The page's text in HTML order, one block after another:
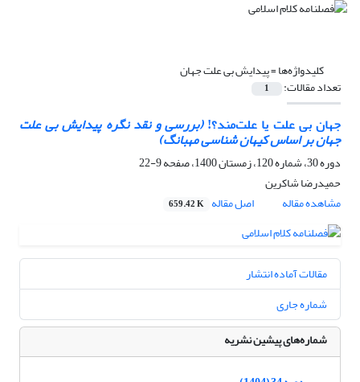
کلیدواژه‌ها =پیدایش بی علت جهان
تعداد مقالات: 1
جهان بی علت یا علت‌مند؟! (بررسی و نقد نگره پیدایش بی ‎علت
جهان بر اساس کیهان‎ شناسی مه‎بانگ)
دوره 30، شماره 120، زمستان 1400، صفحه
9-22
حمیدرضا شاکرین
مشاهده مقاله
اصل مقاله 659.42 K
مقالات آماده انتشار
شماره جاری
شماره‌های پیشین نشریه